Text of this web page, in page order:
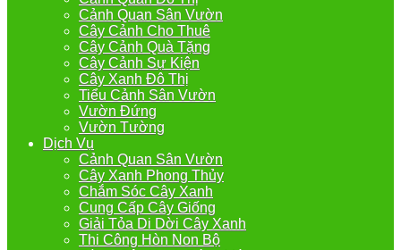
Cảnh Quan Sân Vườn
Cây Cảnh Cho Thuê
Cây Cảnh Quà Tặng
Cây Cảnh Sự Kiện
Cây Xanh Đô Thị
Tiểu Cảnh Sân Vườn
Vườn Đứng
Vườn Tường
Dịch Vụ
Cảnh Quan Sân Vườn
Cây Xanh Phong Thủy
Chắm Sóc Cây Xanh
Cung Cấp Cây Giống
Giải Tỏa Di Dời Cây Xanh
Thi Công Hòn Non Bộ